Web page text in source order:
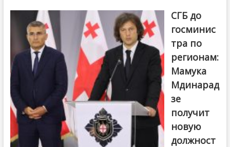
СГБ до
госминис
тра по
регионам:
Мамука
Мдинарад
зе
получит
новую
должност